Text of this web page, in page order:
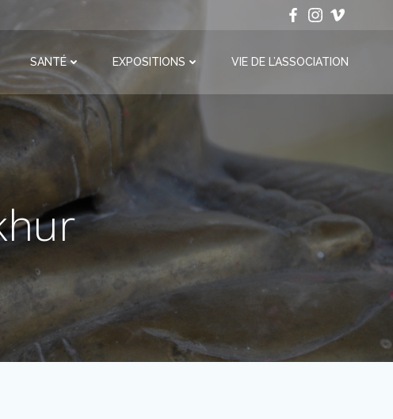
SANTÉ EXPOSITIONS VIE DE L’ASSOCIATION